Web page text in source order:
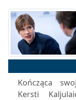
Kończąca
Kersti